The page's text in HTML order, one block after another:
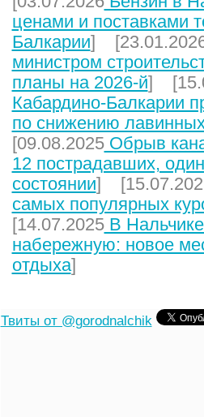
ценами и поставками
Балкарии]
министром
планы на 2026-й]
Кабардино-Балкарии
по снижению
[09.08.2025Обрыв
12 пострадавших,
состоянии]
самых популярных
[14.07.2025В
набережную: новое
отдыха]
Твиты от @gorodnalchik